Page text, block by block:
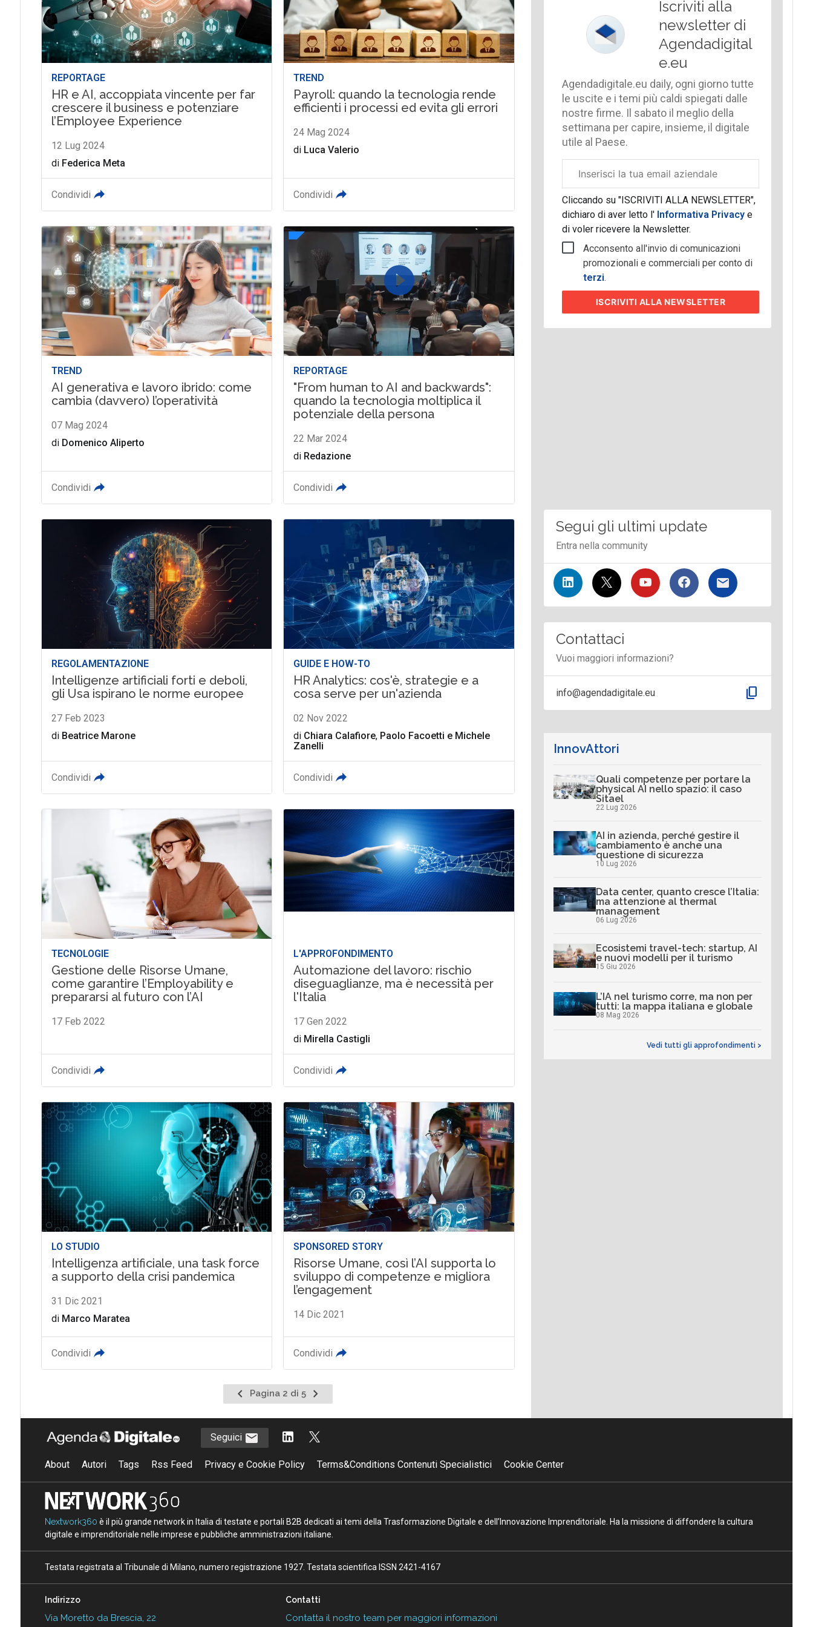
REPORTAGE
HR e AI, accoppiata vincente per far
crescere il business e potenziare
l’Employee Experience
12 Lug 2024
di Federica Meta
Condividi
TREND
Payroll: quando la tecnologia rende
efficienti i processi ed evita gli errori
24 Mag 2024
di Luca Valerio
Condividi
TREND
AI generativa e lavoro ibrido: come
cambia (davvero) l’operatività
07 Mag 2024
di Domenico Aliperto
Condividi
REPORTAGE
"From human to AI and backwards":
quando la tecnologia moltiplica il
potenziale della persona
22 Mar 2024
di Redazione
Condividi
REGOLAMENTAZIONE
Intelligenze artificiali forti e deboli,
gli Usa ispirano le norme europee
27 Feb 2023
di Beatrice Marone
Condividi
GUIDE E HOW-TO
HR Analytics: cos'è, strategie e a
cosa serve per un'azienda
02 Nov 2022
di Chiara Calafiore, Paolo Facoetti e Michele
Zanelli
Condividi
TECNOLOGIE
Gestione delle Risorse Umane,
come garantire l’Employability e
prepararsi al futuro con l’AI
17 Feb 2022
Condividi
L'APPROFONDIMENTO
Automazione del lavoro: rischio
diseguaglianze, ma è necessità per
l'Italia
17 Gen 2022
di Mirella Castigli
Condividi
LO STUDIO
Intelligenza artificiale, una task force
a supporto della crisi pandemica
31 Dic 2021
di Marco Maratea
Condividi
SPONSORED STORY
Risorse Umane, così l’AI supporta lo
sviluppo di competenze e migliora
l’engagement
14 Dic 2021
Condividi
Pagina
precedente
Pagina 2 di 5
Pagina
successiva
Iscriviti alla
newsletter di
Agendadigital
e.eu
Agendadigitale.eu daily, ogni giorno tutte
le uscite e i temi più caldi spiegati dalle
nostre firme. Il sabato il meglio della
settimana per capire, insieme, il digitale
utile al Paese.
aziendale
Cliccando su "ISCRIVITI ALLA NEWSLETTER",
dichiaro di aver letto l'Informativa Privacy e
di voler ricevere la Newsletter.
Acconsento all'invio di comunicazioni
promozionali e commerciali per conto di
terzi.
ISCRIVITI ALLA NEWSLETTER
Segui gli ultimi update
Entra nella community
Contattaci
Vuoi maggiori informazioni?
info@agendadigitale.eu content_copy
InnovAttori
Quali competenze per portare la
physical AI nello spazio: il caso
Sitael
22 Lug 2026
AI in azienda, perché gestire il
cambiamento è anche una
questione di sicurezza
10 Lug 2026
Data center, quanto cresce l’Italia:
ma attenzione al thermal
management
06 Lug 2026
Ecosistemi travel-tech: startup, AI
e nuovi modelli per il turismo
15 Giu 2026
L’IA nel turismo corre, ma non per
tutti: la mappa italiana e globale
08 Mag 2026
Vedi tutti gli approfondimenti >
Seguici
About Autori Tags Rss Feed Privacy e Cookie Policy Terms&Conditions Contenuti Specialistici Cookie Center
Nextwork360 è il più grande network in Italia di testate e portali B2B dedicati ai temi della Trasformazione Digitale e dell’Innovazione Imprenditoriale. Ha la missione di diffondere la cultura
digitale e imprenditoriale nelle imprese e pubbliche amministrazioni italiane.
Testata registrata al Tribunale di Milano, numero registrazione 1927. Testata scientifica ISSN 2421-4167
Indirizzo
Via Moretto da Brescia, 22
Contatti
Contatta il nostro team per maggiori informazioni